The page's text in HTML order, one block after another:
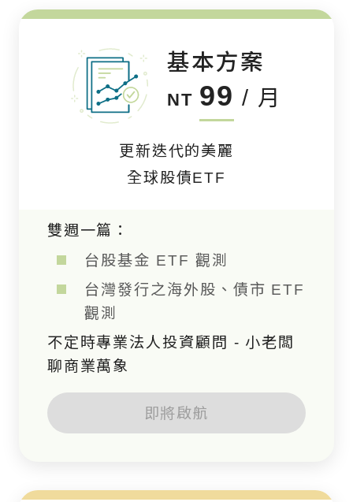
基本方案
NT 99 / 月
更新迭代的美麗
全球股債ETF
即將啟航
雙週一篇：
台股基金 ETF 觀測
台灣發行之海外股、債市 ETF
觀測
不定時專業法人投資顧問 - 小老闆
聊商業萬象